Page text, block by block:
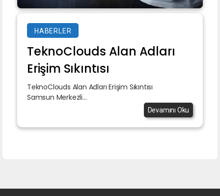
HABERLER
TeknoClouds Alan Adları
Erişim Sıkıntısı
TeknoClouds Alan Adları Erişim Sıkıntısı
Samsun Merkezli...
Devamını Oku